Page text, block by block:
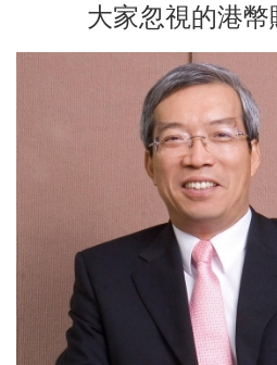
大家忽視的港